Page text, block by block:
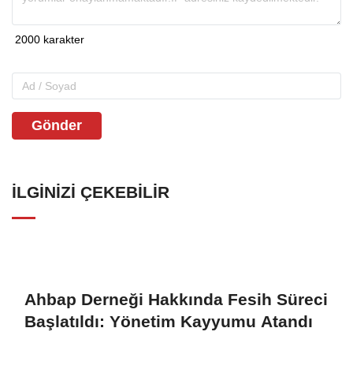
Gönder
İLGINIZI ÇEKEBILIR
Ahbap Derneği Hakkında Fesih Süreci
Başlatıldı: Yönetim Kayyumu Atandı